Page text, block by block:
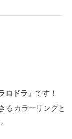
ただくと同時に、快
からストリーマ技術
化効果を実証した
コロナウイルス以
められています。
ロドラ 』です！
るカラーリングと